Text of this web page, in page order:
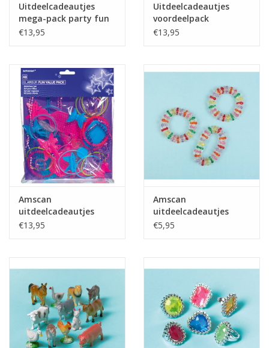
Uitdeelcadeautjes
mega-pack party fun
48-delig
€13,95
Uitdeelcadeautjes
voordeelpack
geluidsmakers 48
€13,95
Amscan
uitdeelcadeautjes
voordeelpack glamour
€13,95
Amscan
uitdeelcadeautjes
armbanden crystal 8
€5,95